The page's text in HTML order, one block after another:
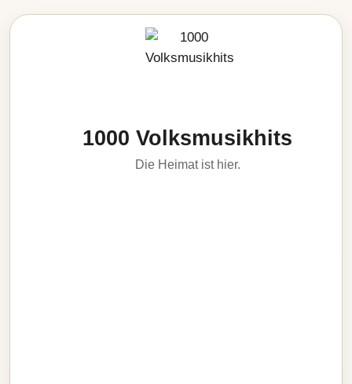
1000 Volksmusikhits
Die Heimat ist hier.